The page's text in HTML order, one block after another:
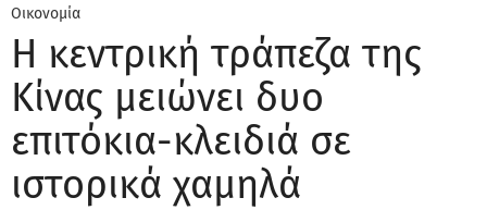
Οικονομία
Η κεντρική τράπεζα της
Κίνας μειώνει δυο
επιτόκια-κλειδιά σε
ιστορικά χαμηλά